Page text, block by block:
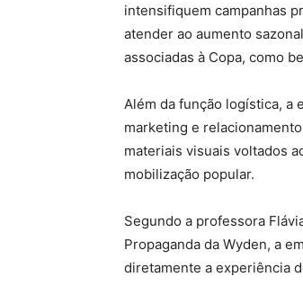
intensifiquem campanhas
atender ao aumento
associadas à Copa, como
Além da função logística, a
marketing e
materiais visuais voltados
mobilização popular.
Segundo a professora
Propaganda da Wyden, a
diretamente a experiência